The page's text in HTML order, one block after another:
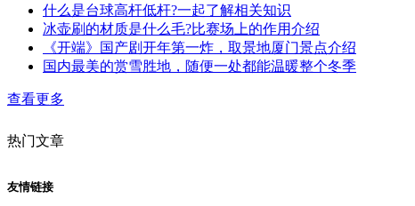
什么是台球高杆低杆?一起了解相关知识
冰壶刷的材质是什么毛?比赛场上的作用介绍
《开端》国产剧开年第一炸，取景地厦门景点介绍
国内最美的赏雪胜地，随便一处都能温暖整个冬季
查看更多
热门文章
友情链接